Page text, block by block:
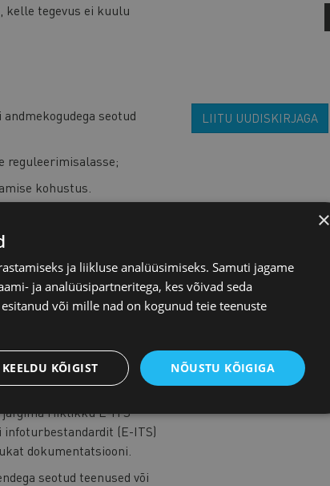
kelle tegevus ei kuulu
seotud
reguleerimisalasse;
kohustus.
vaid nende
(eelnõu § 2 p 3).
laieneda ka sellistele
kuid kes ise
kaob selliste
KüTS reguleerimisalast
järgima riiklikku E-ITS
(E-ITS)
dokumentatsiooni.
seotud teenused või
LIITU UUDISKIRJAGA
×
ja liikluse analüüsimiseks. Samuti jagame
ja analüüsipartneritega, kes võivad seda
või mille nad on kogunud teie teenuste
NÕUSTU KÕIGIGA
KEELDU KÕIGIST